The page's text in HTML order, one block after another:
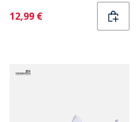
Current
12,99 €